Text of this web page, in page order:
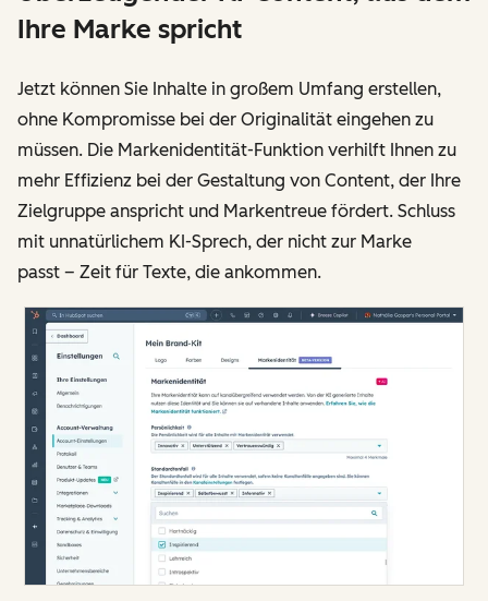
Ihre Marke spricht
Jetzt können Sie Inhalte in großem Umfang erstellen,
ohne Kompromisse bei der Originalität eingehen zu
müssen. Die Markenidentität-Funktion verhilft Ihnen zu
mehr Effizienz bei der Gestaltung von Content, der Ihre
Zielgruppe anspricht und Markentreue fördert. Schluss
mit unnatürlichem KI-Sprech, der nicht zur Marke
passt – Zeit für Texte, die ankommen.